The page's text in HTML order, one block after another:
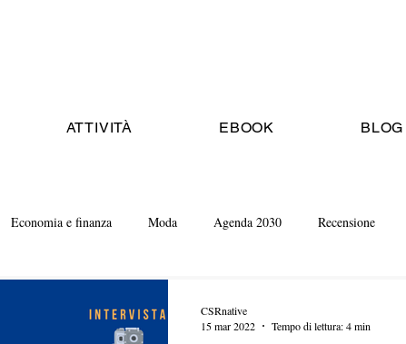
ATTIVITÀ EBOOK BLOG
Economia e finanza Moda Agenda 2030 Recensione
CSRnative
15 mar 2022
Tempo di lettura: 4 min